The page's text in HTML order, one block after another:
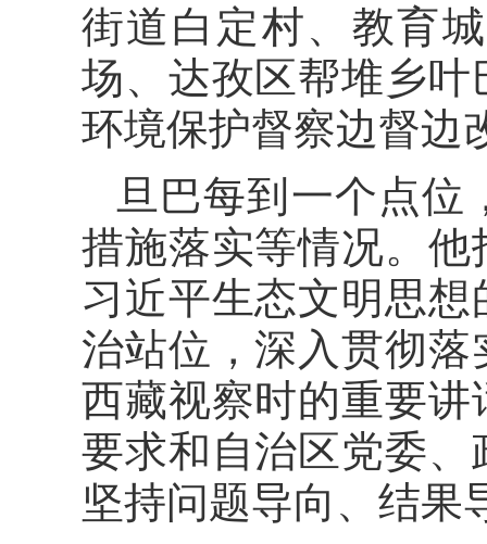
街道白定村、教育
场、达孜区帮堆乡
环境保护督察边督边
旦巴每到一个点位
措施落实等情况。
习近平生态文明思
治站位，深入贯彻
西藏视察时的重要
要求和自治区党委
坚持问题导向、结果